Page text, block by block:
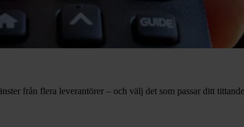
från flera leverantörer – och välj det som passar ditt